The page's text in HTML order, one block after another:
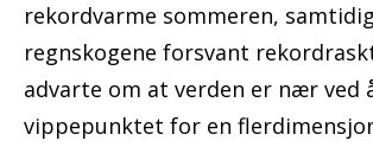
rekordvarme sommeren,
regnskogene forsvant
advarte om at verden er nær ved
vippepunktet for en